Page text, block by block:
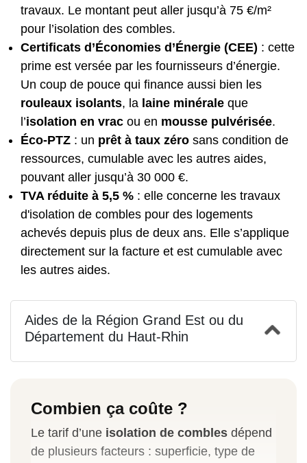
travaux. Le montant peut aller jusqu’à 75 €/m²
pour l’isolation des combles.
Certificats d’Économies d’Énergie (CEE) : cette
prime est versée par les fournisseurs d’énergie.
Un coup de pouce qui finance aussi bien les
rouleaux isolants, la laine minérale que
l’isolation en vrac ou en mousse pulvérisée.
Éco-PTZ : un prêt à taux zéro sans condition de
ressources, cumulable avec les autres aides,
pouvant aller jusqu’à 30 000 €.
TVA réduite à 5,5 % : elle concerne les travaux
d'isolation de combles pour des logements
achevés depuis plus de deux ans. Elle s’applique
directement sur la facture et est cumulable avec
les autres aides.
Aides de la Région Grand Est ou du
Département du Haut-Rhin
Combien ça coûte ?
Le tarif d’une isolation de combles dépend
de plusieurs facteurs : superficie, type de